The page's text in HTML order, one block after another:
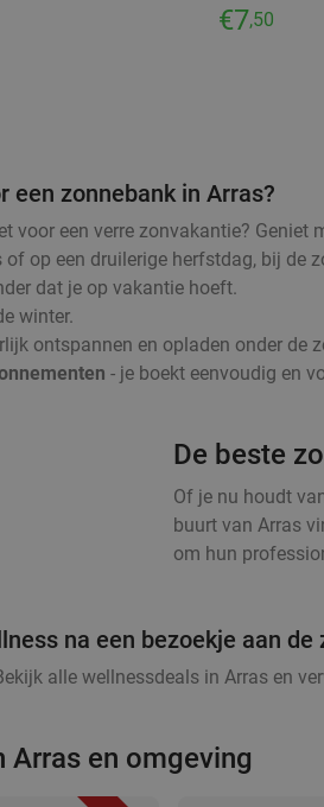
€7,50
een zonnebank in Arras?
voor een verre zonvakantie?
op een druilerige herfstdag, bij de
dat je op vakantie hoeft.
winter.
ontspannen en opladen onder de
- je boekt eenvoudig en
De beste
Of je nu houdt
buurt van Arras
om hun
na een bezoekje aan de
alle wellnessdeals in Arras en
Arras en omgeving